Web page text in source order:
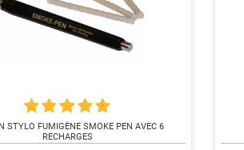
STYLO FUMIGÈNE SMOKE PEN AVEC 6
RECHARGES